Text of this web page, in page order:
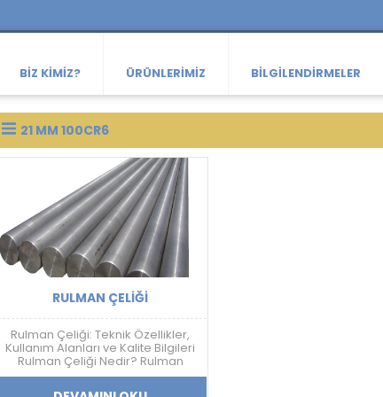
BIZ KIMIZ? ÜRÜNLERIMIZ BILGILENDIRMELER
21 MM 100CR6
RULMAN ÇELIĞI
Rulman Çeliği: Teknik Özellikler,
Kullanım Alanları ve Kalite Bilgileri
Rulman Çeliği Nedir? Rulman
çeliği; yüksek sertlik, aşınma
dayanımı, yorulma direnci ve